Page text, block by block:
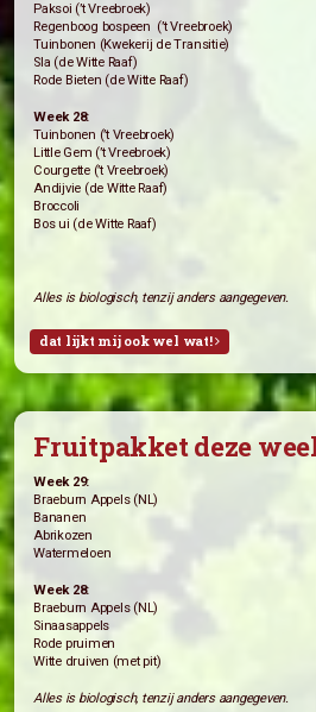
Groentepakket
Week 29:
Paksoi (’t Vreebroek)
Sla (de Witte Raaf)
Week 28:
Tuinbonen (’t Vreebroek)
Little Gem (’t Vreebroek)
Courgette (’t Vreebroek)
Andijvie (de Witte Raaf)
Broccoli
Bos ui (de Witte Raaf)
Alles is biologisch, tenzij anders
dat lijkt mij ook wel wat!